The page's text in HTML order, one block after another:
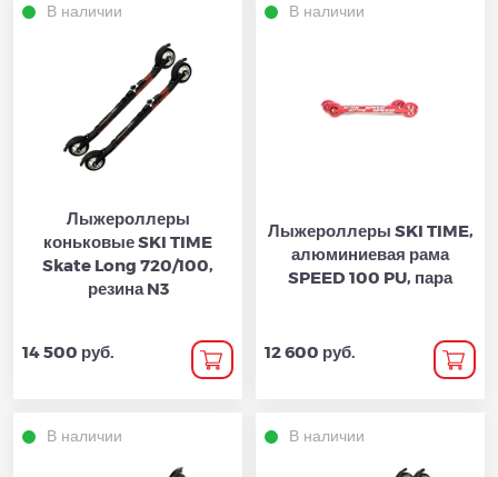
В наличии
Лыжероллеры
коньковые SKI TIME
Skate Long 720/100,
резина N3
14 500 руб.
В наличии
Лыжероллеры SKI TIME,
алюминиевая рама
SPEED 100 PU, пара
12 600 руб.
В наличии В наличии